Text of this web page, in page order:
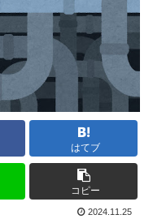
はてブ
コピー
2024.11.25